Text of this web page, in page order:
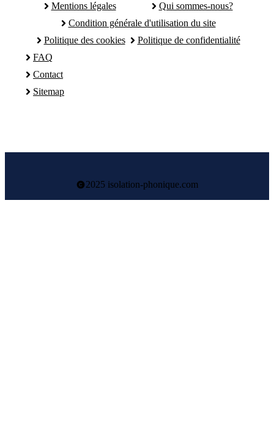
Mentions légales
Qui sommes-nous?
Condition générale d'utilisation du site
Politique des cookies
Politique de confidentialité
FAQ
Contact
Sitemap
2025 isolation-phonique.com